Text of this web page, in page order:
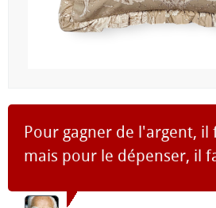
Pour gagner de l'argent,
mais pour le dépenser, il